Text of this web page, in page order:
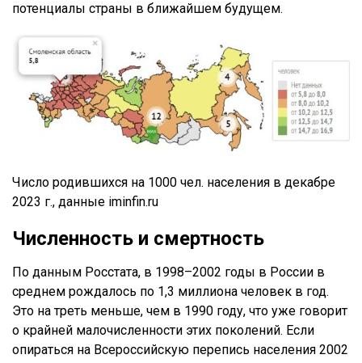
потенциалы страны в ближайшем будущем.
Число родившихся на 1000 чел. населения в декабре
2023 г., данные iminfin.ru
Численность и смертность
По данным Росстата, в 1998–2002 годы в России в
среднем рождалось по 1,3 миллиона человек в год.
Это на треть меньше, чем в 1990 году, что уже говорит
о крайней малочисленности этих поколений. Если
опираться на Всероссийскую перепись населения 2002